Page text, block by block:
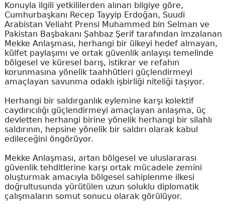
Konuyla ilgili yetkililerden alınan bilgiye göre,
Cumhurbaşkanı Recep Tayyip Erdoğan, Suudi
Arabistan Veliaht Prensi Muhammed bin Selman ve
Pakistan Başbakanı Şahbaz Şerif tarafından imzalanan
Mekke Anlaşması, herhangi bir ülkeyi hedef almayan,
külfet paylaşımı ve ortak güvenlik anlayışı temelinde
bölgesel ve küresel barış, istikrar ve refahın
korunmasına yönelik taahhütleri güçlendirmeyi
amaçlayan savunma odaklı işbirliği niteliği taşıyor.
Herhangi bir saldırganlık eylemine karşı kolektif
caydırıcılığı güçlendirmeyi amaçlayan anlaşma, üç
devletten herhangi birine yönelik herhangi bir silahlı
saldırının, hepsine yönelik bir saldırı olarak kabul
edileceğini öngörüyor.
Mekke Anlaşması, artan bölgesel ve uluslararası
güvenlik tehditlerine karşı ortak mücadele zemini
oluşturmak amacıyla bölgesel sahiplenme ilkesi
doğrultusunda yürütülen uzun soluklu diplomatik
çalışmaların somut sonucu olarak görülüyor.